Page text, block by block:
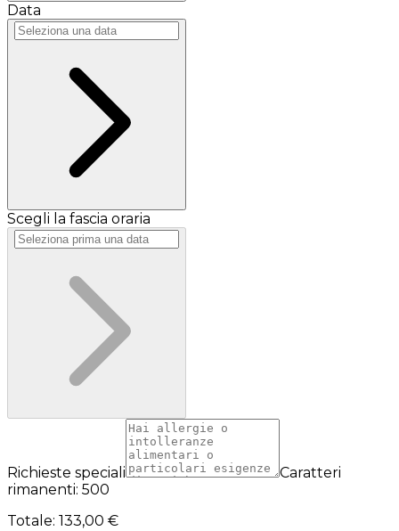
Data
Scegli la fascia oraria
Richieste speciali
Caratteri
rimanenti: 500
Totale: 133,00 €